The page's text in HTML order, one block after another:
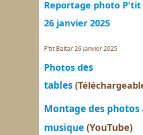
Reportage photo
26 janvier 2025
P'tit Baltar 26 janvier 2025
Photos des
tables
Montage des photos
musique (YouTube)